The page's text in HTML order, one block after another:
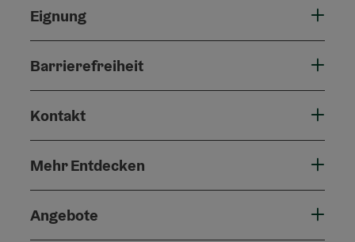
Eignung
Barrierefreiheit
Kontakt
Mehr Entdecken
Angebote